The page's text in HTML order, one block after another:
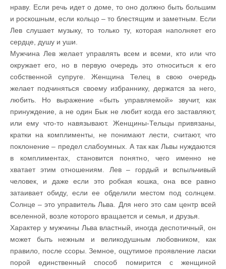
нраву. Если речь идет о доме, то оно должно быть большим
и роскошным, если кольцо – то блестящим и заметным. Если
Лев слушает музыку, то только ту, которая наполняет его
сердце, душу и уши.
Мужчина Лев желает управлять всем и всеми, кто или что
окружает его, но в первую очередь это относиться к его
собственной супруге. Женщина Телец в свою очередь
желает подчиняться своему избраннику, держатся за него,
любить. Но выражение «быть управляемой» звучит, как
принуждение, а не один Бык не любит когда его заставляют,
или ему что-то навязывают. Женщины-Тельцы привязаны,
кратки на комплименты, не понимают лести, считают, что
поклонение – предел слабоумных. А так как Львы нуждаются
в комплиментах, становится понятно, чего именно не
хватает этим отношениям. Лев – гордый и вспыльчивый
человек, и даже если это робкая кошка, она все равно
затаивает обиду, если ее обделили местом под солнцем.
Солнце – это управитель Льва. Для него это сам центр всей
вселенной, возле которого вращается и семья, и друзья.
Характер у мужчины Льва властный, иногда деспотичный, он
может быть нежным и великодушным любовником, как
правило, после ссоры. Земное, ощутимое проявление ласки
порой единственный способ помирится с женщиной